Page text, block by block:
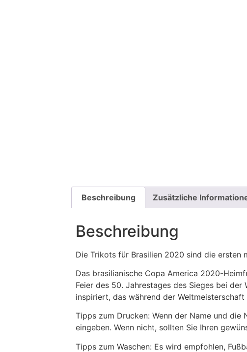
Beschreibung Zusätzliche
Beschreibung
Die Trikots für Brasilien 2020 sind die ersten
Das brasilianische Copa America 2020-
Feier des 50. Jahrestages des Sieges bei
inspiriert, das während der
Tipps zum Drucken: Wenn der Name und die
eingeben. Wenn nicht, sollten Sie Ihren
Tipps zum Waschen: Es wird empfohlen,